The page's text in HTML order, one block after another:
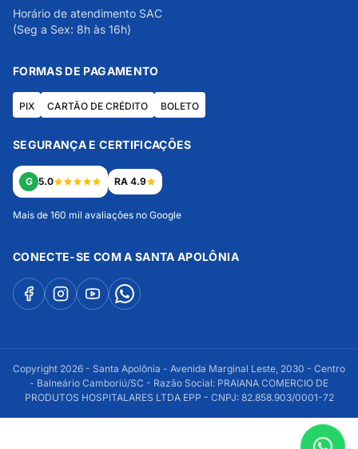
Horário de atendimento SAC
(Seg a Sex: 8h às 16h)
FORMAS DE PAGAMENTO
PIX CARTÃO DE CRÉDITO BOLETO
SEGURANÇA E CERTIFICAÇÕES
G 5.0 RA 4.9
Mais de 160 mil avaliações no Google
CONECTE-SE COM A SANTA APOLÔNIA
Copyright 2026 - Santa Apolônia - Avenida Marginal Leste, 2030 - Centro
- Balneário Camboriú/SC - Razão Social: PRAIANA COMERCIO DE
PRODUTOS HOSPITALARES LTDA EPP - CNPJ: 82.858.903/0001-72